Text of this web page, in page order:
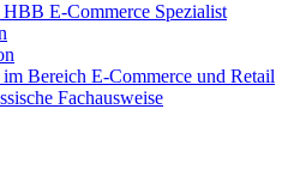
HBB E-Commerce Spezialist
Bereich E-Commerce und Retail
Fachausweise